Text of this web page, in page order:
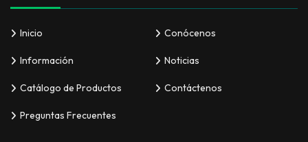
Inicio Conócenos
Información Noticias
Catálogo de Productos Contáctenos
Preguntas Frecuentes